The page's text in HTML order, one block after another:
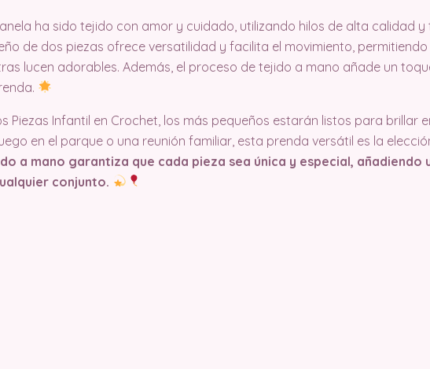
ha sido tejido con amor y cuidado, utilizando hilos de alta calidad y
de dos piezas ofrece versatilidad y facilita el movimiento, permitiendo
lucen adorables. Además, el proceso de tejido a mano añade un
Piezas Infantil en Crochet, los más pequeños estarán listos para brillar
en el parque o una reunión familiar, esta prenda versátil es la
a mano garantiza que cada pieza sea única y especial, añadiendo
conjunto.